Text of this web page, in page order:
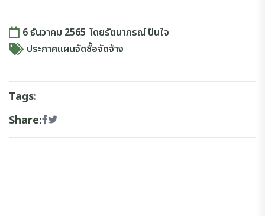
6 ธันวาคม 2565 โดยรัตนาภรณ์ ปินใจ
ประกาศแผนจัดซื้อจัดจ้าง
Tags:
Share: